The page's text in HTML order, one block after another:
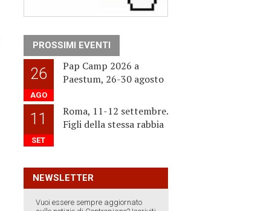
PROSSIMI EVENTI
26
AGO
Pap Camp 2026 a
Paestum, 26-30 agosto
11
SET
Roma, 11-12 settembre.
Figli della stessa rabbia
NEWSLETTER
Vuoi essere sempre aggiornato